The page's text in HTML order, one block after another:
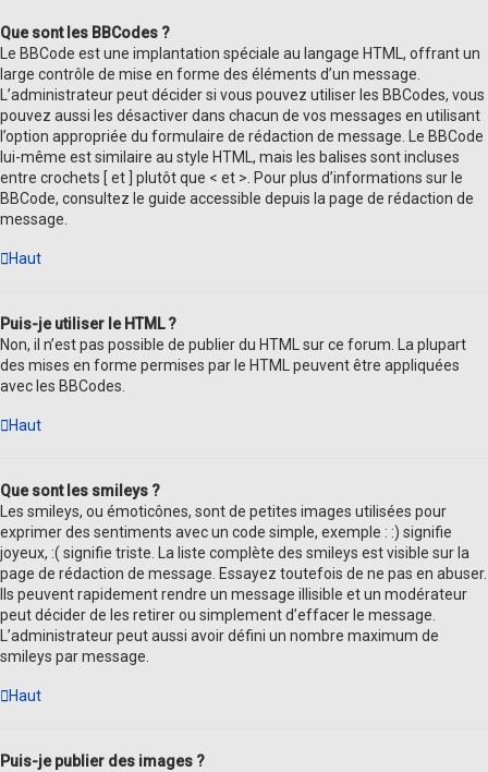
Que sont les BBCodes ?
Le BBCode est une implantation spéciale au langage HTML, offrant un
large contrôle de mise en forme des éléments d’un message.
L’administrateur peut décider si vous pouvez utiliser les BBCodes, vous
pouvez aussi les désactiver dans chacun de vos messages en utilisant
l’option appropriée du formulaire de rédaction de message. Le BBCode
lui-même est similaire au style HTML, mais les balises sont incluses
entre crochets [ et ] plutôt que < et >. Pour plus d’informations sur le
BBCode, consultez le guide accessible depuis la page de rédaction de
message.
Haut
Puis-je utiliser le HTML ?
Non, il n’est pas possible de publier du HTML sur ce forum. La plupart
des mises en forme permises par le HTML peuvent être appliquées
avec les BBCodes.
Haut
Que sont les smileys ?
Les smileys, ou émoticônes, sont de petites images utilisées pour
exprimer des sentiments avec un code simple, exemple : :) signifie
joyeux, :( signifie triste. La liste complète des smileys est visible sur la
page de rédaction de message. Essayez toutefois de ne pas en abuser.
Ils peuvent rapidement rendre un message illisible et un modérateur
peut décider de les retirer ou simplement d’effacer le message.
L’administrateur peut aussi avoir défini un nombre maximum de
smileys par message.
Haut
Puis-je publier des images ?